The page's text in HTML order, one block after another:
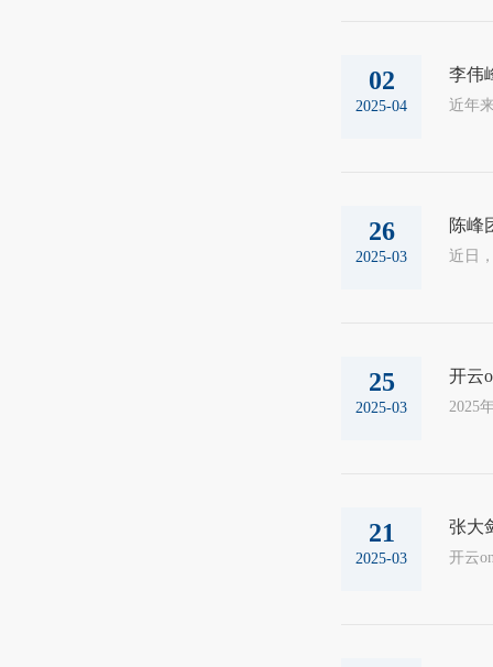
02
2025-04
李伟
26
2025-03
陈峰
25
2025-03
开云
21
2025-03
张大